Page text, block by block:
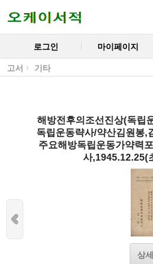
로그인 마이페이지
고서 기타
해방전후의조선진상(독립
독립운동략사/약산김원봉,
주요해방독립운동가약력
사,1945.12.25(
상